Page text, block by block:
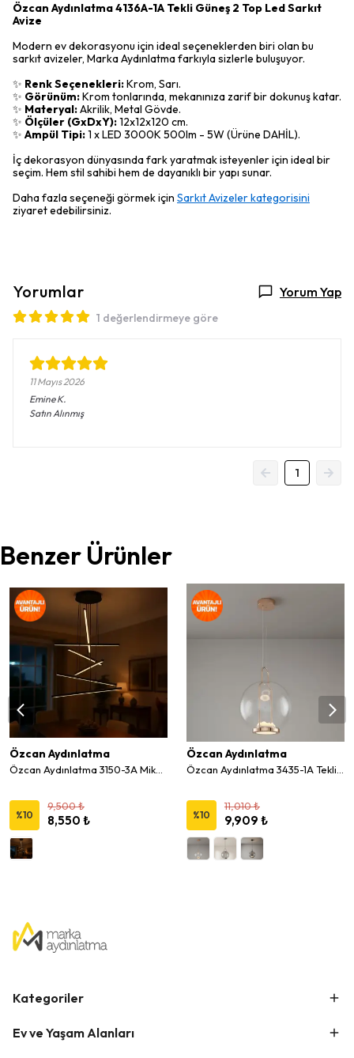
Özcan Aydınlatma 4136A-1A Tekli Güneş 2 Top Led Sarkıt
Avize
Modern ev dekorasyonu için ideal seçeneklerden biri olan bu
sarkıt avizeler, Marka Aydınlatma farkıyla sizlerle buluşuyor.
✨ Renk Seçenekleri:Krom, Sarı.
✨ Görünüm:Krom tonlarında, mekanınıza zarif bir dokunuş katar.
✨ Materyal:Akrilik, Metal Gövde.
✨ Ölçüler (GxDxY):12x12x120 cm.
✨ Ampül Tipi:1 x LED 3000K 500lm - 5W (Ürüne DAHİL).
İç dekorasyon dünyasında fark yaratmak isteyenler için ideal bir
seçim. Hem stil sahibi hem de dayanıklı bir yapı sunar.
Daha fazla seçeneği görmek için Sarkıt Avizeler kategorisini
ziyaret edebilirsiniz.
Yorumlar Yorum Yap
1 değerlendirmeye göre
11 Mayıs 2026
Emine K.
Satın Alınmış
1
Benzer Ürünler
Özcan Aydınlatma
%10
9,500 ₺
8,550 ₺
Özcan Aydınlatma
%10
11,010 ₺
9,909 ₺
Kategoriler
Ev ve Yaşam Alanları